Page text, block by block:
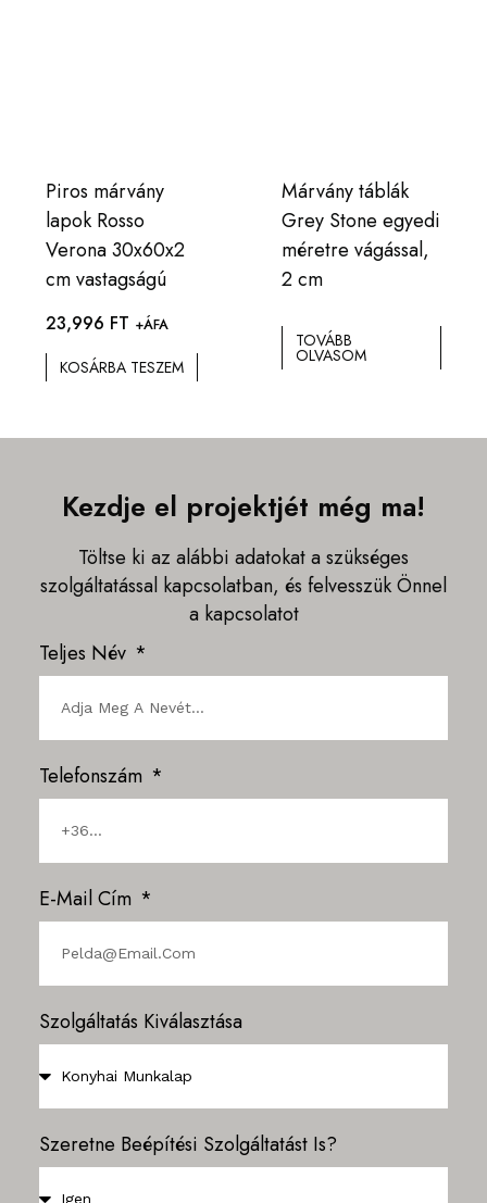
Piros márvány
lapok Rosso
Verona 30x60x2
cm vastagságú
23,996 FT +ÁFA
KOSÁRBA TESZEM
Márvány táblák
Grey Stone egyedi
méretre vágással,
2 cm
TOVÁBB
OLVASOM
Kezdje el projektjét még ma!
Töltse ki az alábbi adatokat a szükséges
szolgáltatással kapcsolatban, és felvesszük Önnel
a kapcsolatot
Teljes Név
Telefonszám
E-Mail Cím
Szolgáltatás Kiválasztása
Szeretne Beépítési Szolgáltatást Is?